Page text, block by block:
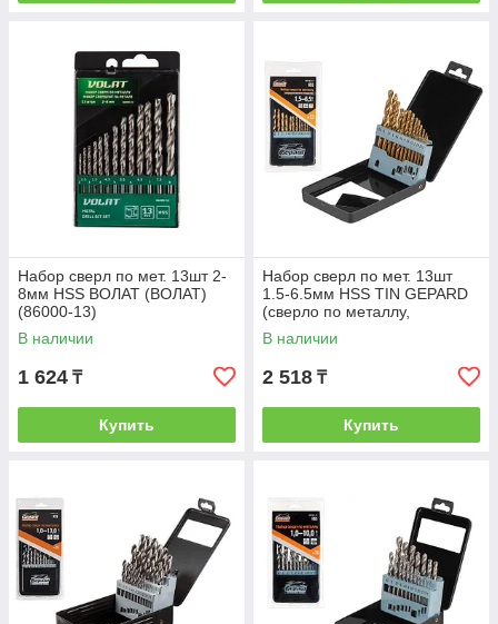
Набор сверл по мет. 13шт 2-
8мм HSS ВОЛАТ (ВОЛАТ)
(86000-13)
В наличии
1 624 ₸
Купить
Набор сверл по мет. 13шт
1.5-6.5мм HSS TIN GEPARD
(сверло по металлу,
нитридтитановое покрытие)
(GEPARD)
В наличии
2 518 ₸
Купить